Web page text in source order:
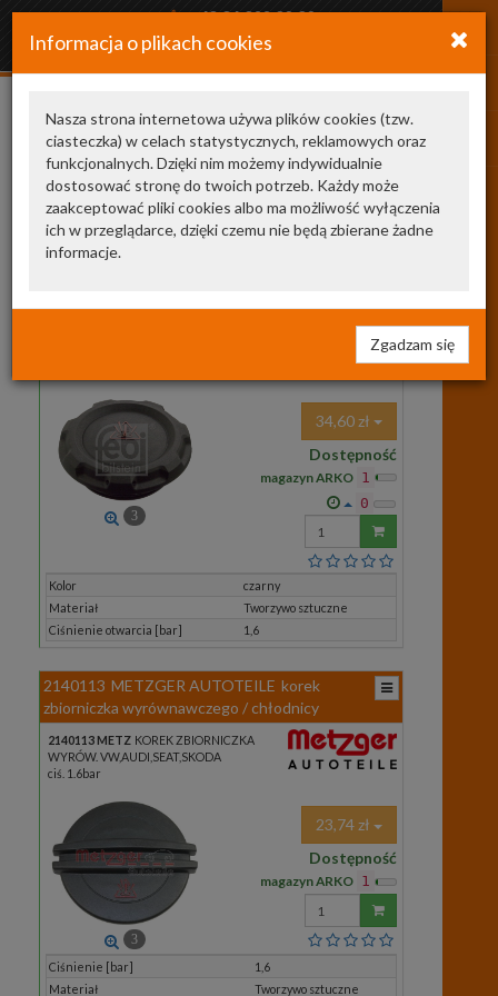
+48 34 366 20 20
arkozamowienia@gmail.com
Informacja o plikach cookies
Nasza strona internetowa używa plików cookies (tzw.
ciasteczka) w celach statystycznych, reklamowych oraz
funkcjonalnych. Dzięki nim możemy indywidualnie
dostosować stronę do twoich potrzeb. Każdy może
zaakceptować pliki cookies albo ma możliwość wyłączenia
ich w przeglądarce, dzięki czemu nie będą zbierane żadne
informacje.
Zgadzam się
1001210070
producent jest cena
Nasze zamienniki
wyrównawczego / chłodnicy
3
34,60 zł
Dostępność
magazyn ARKO 1
0
Wprowadź
ilość
Kolor
czarny
Materiał
Tworzywo sztuczne
Ciśnienie otwarcia [bar]
1,6
2140113 METZGER AUTOTEILE korek
zbiorniczka wyrównawczego / chłodnicy
2140113 METZ KOREK ZBIORNICZKA
WYRÓW. VW,AUDI,SEAT,SKODA
ciś. 1.6bar
3
23,74 zł
Dostępność
magazyn ARKO 1
Wprowadź
ilość
Ciśnienie [bar]
1,6
Materiał
Tworzywo sztuczne